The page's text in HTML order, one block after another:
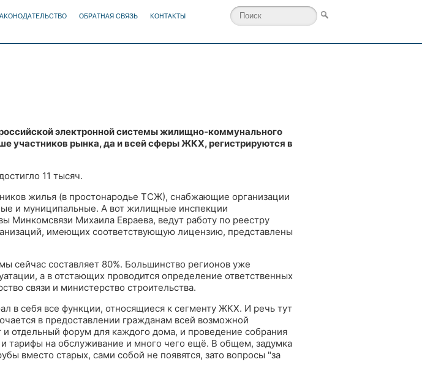
ОБРАТНАЯ СВЯЗЬ КОНТАКТЫ
электронной системы жилищно-коммунального
участников рынка, да и всей сферы ЖКХ, регистрируются в
11 тысяч.
жилья (в простонародье ТСЖ), снабжающие организации
и муниципальные. А вот жилищные инспекции
Минкомсвязи Михаила Евраева, ведут работу по реестру
имеющих соответствующую лицензию, представлены
сейчас составляет 80%. Большинство регионов уже
а в отстающих проводится определение ответственных
связи и министерство строительства.
в себя все функции, относящиеся к сегменту ЖКХ. И речь тут
в предоставлении гражданам всей возможной
отдельный форум для каждого дома, и проведение собрания
тарифы на обслуживание и много чего ещё. В общем, задумка
вместо старых, сами собой не появятся, зато вопросы "за